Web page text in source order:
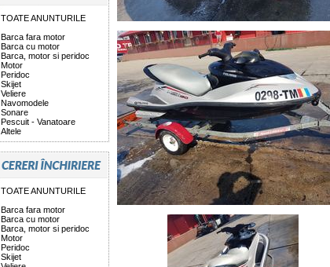
TOATE ANUNTURILE
Barca fara motor
Barca cu motor
Barca, motor si peridoc
Motor
Peridoc
Skijet
Veliere
Navomodele
Sonare
Pescuit - Vanatoare
Altele
TOATE ANUNTURILE
Barca fara motor
Barca cu motor
Barca, motor si peridoc
Motor
Peridoc
Skijet